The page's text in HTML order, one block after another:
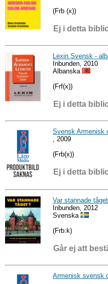
(Frb (x))
Ej i detta
Lexin Svensk -
Inbunden, 2010
Albanska
(Frf(x))
Ej i detta
Svensk Armenisk
, 2009
(Frb(x))
Ej i detta
Var stannade tåget
Inbunden, 2012
Svenska
(Frb:k)
Går ej att
Armenisk svensk